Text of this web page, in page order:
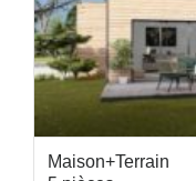
Maison+Terrain